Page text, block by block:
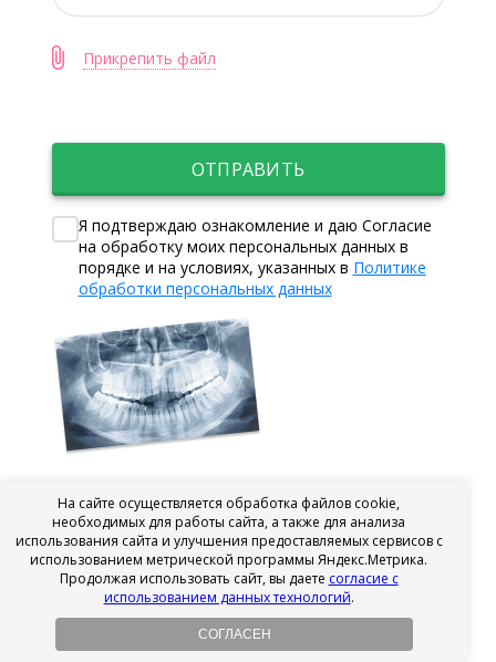
Прикрепить файл
ОТПРАВИТЬ
Я подтверждаю ознакомление и даю Согласие
на обработку моих персональных данных в
порядке и на условиях, указанных в Политике
обработки персональных данных
На сайте осуществляется обработка файлов cookie,
необходимых для работы сайта, а также для анализа
использования сайта и улучшения предоставляемых сервисов с
использованием метрической программы Яндекс.Метрика.
Продолжая использовать сайт, вы даете согласие с
использованием данных технологий.
СОГЛАСЕН